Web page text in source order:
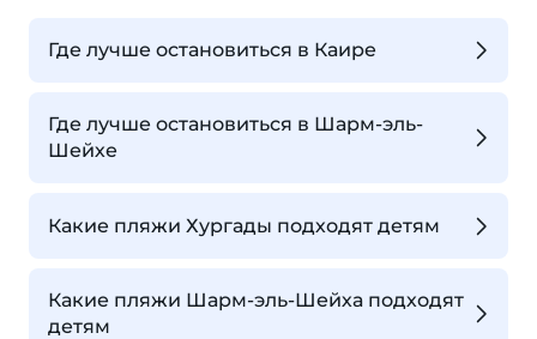
Где лучше остановиться в Каире
Где лучше остановиться в Шарм-эль-
Шейхе
Какие пляжи Хургады подходят детям
Какие пляжи Шарм-эль-Шейха подходят
детям